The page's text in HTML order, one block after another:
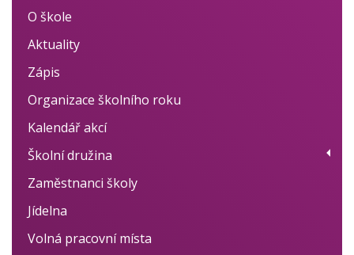
O škole
Aktuality
Zápis
Organizace školního roku
Kalendář akcí
Školní družina
Provoz
Fotogalerie
Dokumenty
Zaměstnanci školy
Jídelna
Volná pracovní místa